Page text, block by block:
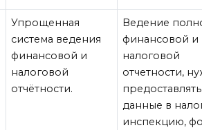
Упрощенная
система ведения
финансовой и
налоговой
отчётности.
Ведение
финансовой и
налоговой
отчетности,
предоставлять
данные в
инспекцию,